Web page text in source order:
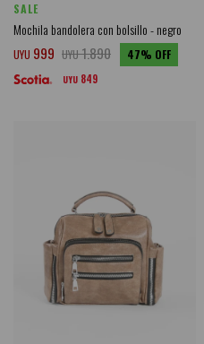
SALE
Mochila bandolera con bolsillo - negro
UYU 999 UYU1.890 47
UYU 849